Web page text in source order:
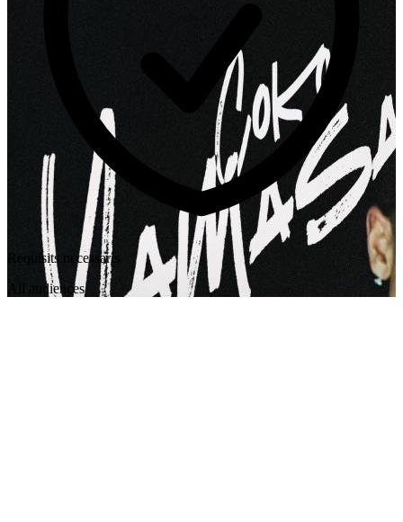
Requisits necessaris
All audiences